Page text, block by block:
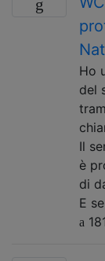
Ho
del
Il
è
di
E